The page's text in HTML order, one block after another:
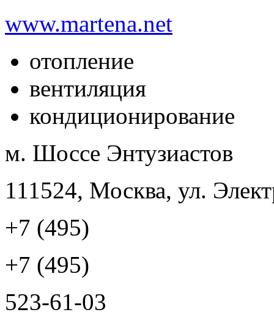
www.martena.net
отопление
вентиляция
кондиционирование
м. Шоссе Энтузиастов
111524, Москва, ул.
+7 (495)
+7 (495)
523-61-03